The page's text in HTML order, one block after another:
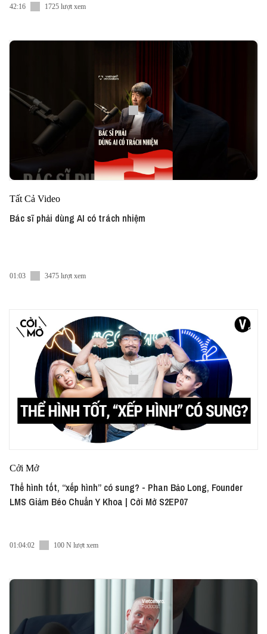
42:16 1725 lượt xem
Tất Cả Video
Bác sĩ phải dùng AI có trách nhiệm
01:03 3475 lượt xem
Cởi Mở
Thể hình tốt, “xếp hình” có sung? - Phan Bảo Long, Founder
LMS Giảm Béo Chuẩn Y Khoa | Cởi Mở S2EP07
01:04:02 100 N lượt xem